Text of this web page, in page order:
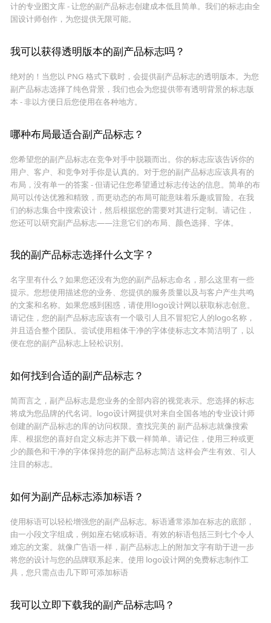
计的专业图文库 - 让您的副产品标志创建成本低且简单。我们的标志由全
国设计师创作，为您提供无限可能。
我可以获得透明版本的副产品标志吗？
绝对的！当您以 PNG 格式下载时，会提供副产品标志的透明版本。为您
副产品标志选择了纯色背景，我们也会为您提供带有透明背景的标志版
本 - 非以方便日后您使用在各种地方。
哪种布局最适合副产品标志？
您希望您的副产品标志在竞争对手中脱颖而出。你的标志应该告诉你的
用户、客户、和竞争对手你是认真的。对于您的副产品标志应该具有的
布局，没有单一的答案 - 但请记住您希望通过标志传达的信息。简单的布
局可以传达优雅和精致，而更动态的布局可能意味着乐趣或冒险。在我
们的标志集合中搜索设计，然后根据您的需要对其进行定制。请记住，
您还可以研究副产品标志——注意它们的布局、颜色选择、字体。
我的副产品标志选择什么文字？
名字里有什么？如果您还没有为您的副产品标志命名，那么这里有一些
提示。您想使用描述您的业务、您提供的服务质量以及与客户产生共鸣
的文案和名称。如果您感到困惑，请使用logo设计网以获取标志创意。
请记住，您的副产品标志应该有一个吸引人且不冒犯它人的logo名称，
并且适合整个团队。尝试使用粗体干净的字体使标志文本简洁明了，以
便在您的副产品标志上轻松识别。
如何找到合适的副产品标志？
简而言之，副产品标志是您业务的全部内容的视觉表示。您选择的标志
将成为您品牌的代名词。logo设计网提供对来自全国各地的专业设计师
创建的副产品标志的库的访问权限。查找完美的 副产品标志就像搜索
库、根据您的喜好自定义标志并下载一样简单。请记住，使用三种或更
少的颜色和干净的字体保持您的副产品标志简洁 这样会产生有效、引人
注目的标志。
如何为副产品标志添加标语？
使用标语可以轻松增强您的副产品标志。标语通常添加在标志的底部，
由一小段文字组成，例如座右铭或标语。有效的标语包括三到七个令人
难忘的文案。就像广告语一样，副产品标志上的附加文字有助于进一步
将您的设计与您的品牌联系起来。使用 logo设计网的免费标志制作工
具，您只需点击几下即可添加标语
我可以立即下载我的副产品标志吗？